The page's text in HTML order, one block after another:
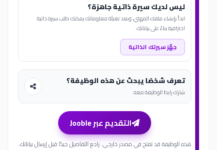
ليس لديك سيرة ذاتية جاهزة؟
ابدأ بإنشاء ملفك المهني، وبعد تعبئة معلوماتك يمكنك طلب سيرة ذاتية
احترافية بناءً على بياناتك.
جهّز سيرتك الذاتية
تعرف شخصًا يبحث عن هذه الوظيفة؟
شارك رابط الوظيفة معه.
التقديم عبر Jooble
هذه الوظيفة قد تفتح في مصدر خارجي. راجع التفاصيل جيدًا قبل إرسال بياناتك.